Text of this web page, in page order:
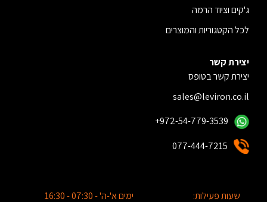
ג'קים וציוד הרמה
לכל הקטגוריות והמוצרים
יצירת קשר
יצירת קשר בטופס
sales@leviron.co.il
+972-54-779-3539
077-444-7215
שעות פעילות: ימים א'-ה' - 07:30 - 16:30